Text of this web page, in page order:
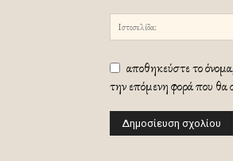
αποθηκεύστε το
την επόμενη φορά που θα